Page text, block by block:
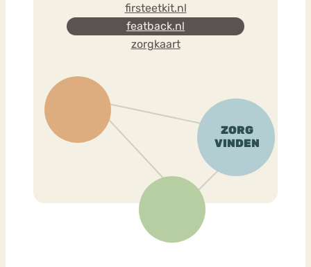
firsteetkit.nl
featback.nl
zorgkaart